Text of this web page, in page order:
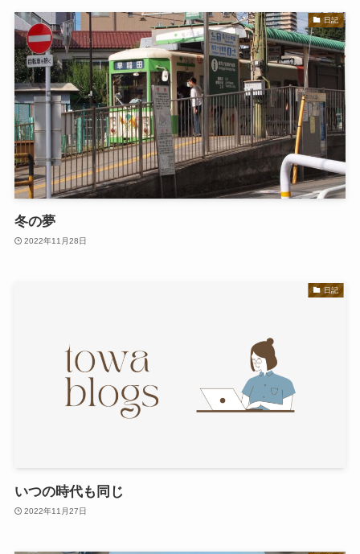
日記
冬の夢
2022年11月28日
日記
いつの時代も同じ
2022年11月27日